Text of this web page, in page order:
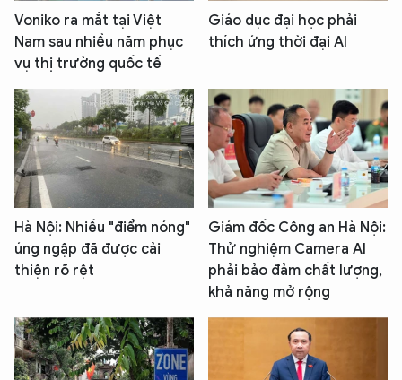
Voniko ra mắt tại Việt
Nam sau nhiều năm phục
vụ thị trường quốc tế
Giáo dục đại học phải
thích ứng thời đại AI
Hà Nội: Nhiều "điểm nóng"
úng ngập đã được cải
thiện rõ rệt
Giám đốc Công an Hà Nội:
Thử nghiệm Camera AI
phải bảo đảm chất lượng,
khả năng mở rộng